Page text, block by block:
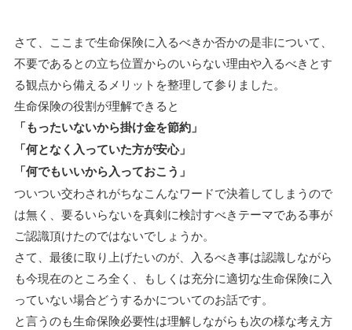
さて、ここまで生命保険に入るべきか否かの是非について、
不要であるとの立ち位置からのいらない理由や入るべきとす
る観点から備えるメリットを整理して参りました。
生命保険の役割が理解できると
「もったいないから掛け金を節約」
「何となく入っていた方が安心」
「何でもいいから入っておこう」
ついつい交わされがちなこんなワードで決着してしまうので
は無く、要るいらないを真剣に検討すべきテーマである事が
ご認識頂けたのではないでしょうか。
さて、最後に取り上げたいのが、入るべき事は認識しながら
も今現在のところ全く、もしくは充分に適切な生命保険に入
っていない場合どうするかについてのお話です。
と言うのも生命保険必要性は理解しながらも次の様な考え方